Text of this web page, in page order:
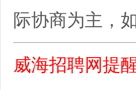
际协商为主，
威海招聘网提